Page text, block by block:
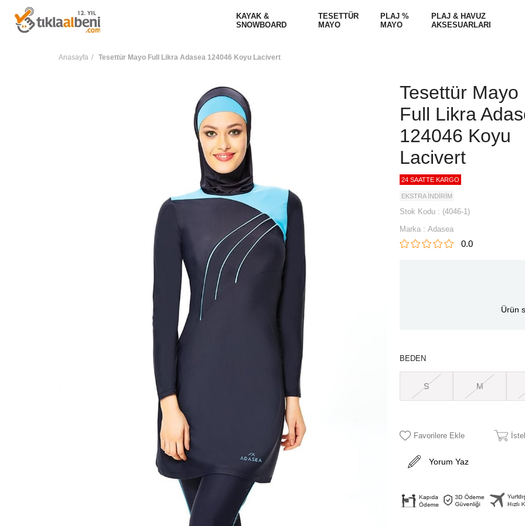
KAYAK &
SNOWBOARD
TESETTÜR
MAYO
PLAJ %
MAYO
PLAJ & HAVUZ
AKSESUARLARI
Anasayfa Tesettür Mayo Full Likra Adasea 124046 Koyu Lacivert
Tesettür Mayo
Full Likra
124046 Koyu
Lacivert
24 SAATTE KARGO
EKSTRA İNDİRİM
Stok Kodu
(4046-1)
Marka : Adasea
0.0
Ürün
BEDEN
S M
Favorilere Ekle
Yorum Yaz